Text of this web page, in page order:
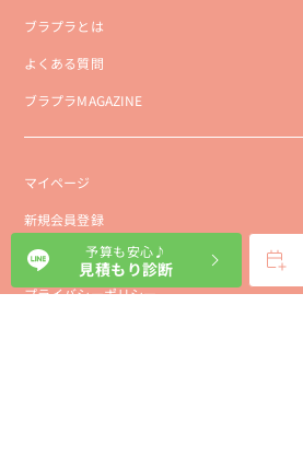
ブラプラとは
よくある質問
ブラプラMAGAZINE
マイページ
新規会員登録
会社概要
プライバシーポリシー
予算も安心♪
見積もり診断